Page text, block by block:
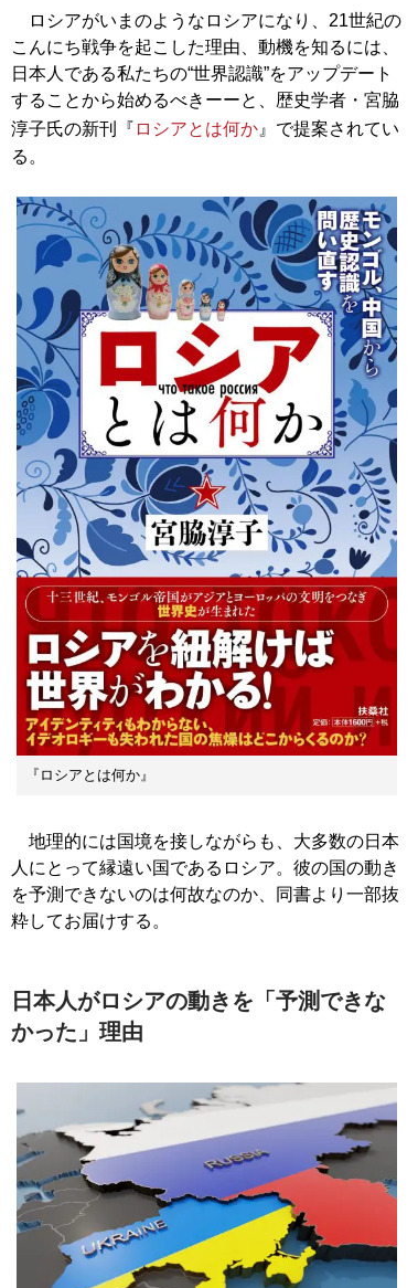
ロシアがいまのようなロシアになり、21世紀の
こんにち戦争を起こした理由、動機を知るには、
日本人である私たちの“世界認識”をアップデート
することから始めるべきーーと、歴史学者・宮脇
淳子氏の新刊『 ロシアとは何か 』で提案されてい
る。
『ロシアとは何か』
地理的には国境を接しながらも、大多数の日本
人にとって縁遠い国であるロシア。彼の国の動き
を予測できないのは何故なのか、同書より一部抜
粋してお届けする。
日本人がロシアの動きを「予測できな
かった」理由